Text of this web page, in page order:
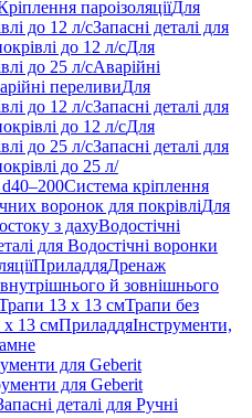
пароізоляціїДля
до 12 л/сЗапасні деталі для
до 12 л/сДля
до 25 л/сАварійні
переливиДля
до 12 л/сЗапасні деталі для
до 12 л/сДля
до 25 л/сЗапасні деталі для
до 25 л/
Система кріплення
воронок для покрівліДля
з дахуВодостічні
для Водостічні воронки
ПриладдяДренаж
й зовнішнього
13 x 13 смТрапи без
x 13 смПриладдяІнструменти,
для Geberit
для Geberit
деталі для Ручні